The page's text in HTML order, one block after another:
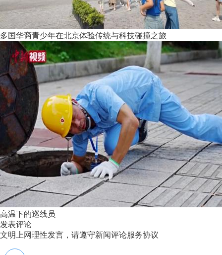
多国华裔青少年在北京体验传统与科技碰撞之旅
高温下的巡线员
发表评论
文明上网理性发言，请遵守新闻评论服务协议